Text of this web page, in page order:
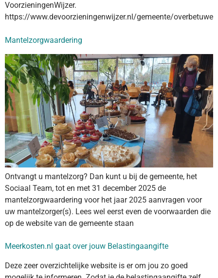
VoorzieningenWijzer.
https://www.devoorzieningenwijzer.nl/gemeente/overbetuwe
Mantelzorgwaardering
Ontvangt u mantelzorg? Dan kunt u bij de gemeente, het
Sociaal Team, tot en met 31 december 2025 de
mantelzorgwaardering voor het jaar 2025 aanvragen voor
uw mantelzorger(s). Lees wel eerst even de voorwaarden die
op de website van de gemeente staan
Meerkosten.nl gaat over jouw Belastingaangifte
Deze zeer overzichtelijke website is er om jou zo goed